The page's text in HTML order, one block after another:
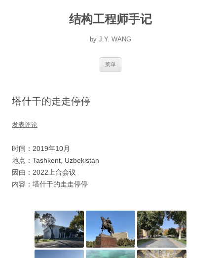
结构工程师手记
by J.Y. WANG
菜单
塔什干的走走停停
发表评论
时间：2019年10月
地点：Tashkent, Uzbekistan
因由：2022上合会议
内容：塔什干的走走停停